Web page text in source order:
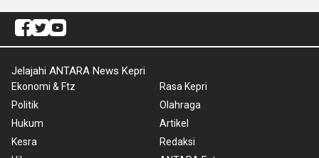
Jelajahi ANTARA News Kepri
Ekonomi & Ftz
Politik
Hukum
Kesra
Rasa Kepri
Olahraga
Artikel
Redaksi